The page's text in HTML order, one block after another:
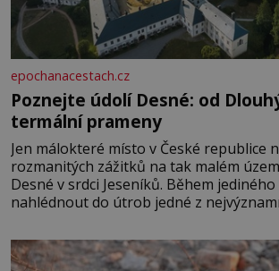
epochanacestach.cz
Poznejte údolí Desné: od
termální prameny
Jen málokteré místo v České republice
rozmanitých zážitků na tak malém
Desné v srdci Jeseníků. Během
nahlédnout do útrob jedné z
se na koloběžce a den zakončit
Velkých Losinách nebo v termálním